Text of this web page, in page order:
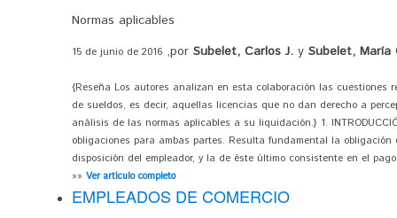
Normas aplicables
15 de junio de 2016 ,por Subelet, Carlos J. y Subelet, María
{Reseña Los autores analizan en esta colaboración las
de sueldos, es decir, aquellas licencias que no dan derecho a
análisis de las normas aplicables a su liquidación.} 1.
obligaciones para ambas partes. Resulta fundamental la
disposición del empleador, y la de éste último consistente en el
»» Ver artículo completo
EMPLEADOS DE COMERCIO